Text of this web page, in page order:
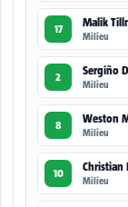
17 Malik
Milieu
2 Sergiño
Milieu
8 Weston
Milieu
10 Christian
Milieu